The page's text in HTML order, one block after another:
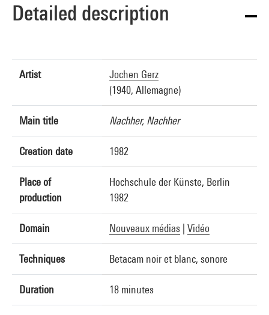
Detailed description
Artist
Jochen Gerz
(1940, Allemagne)
Main title Nachher, Nachher
Creation date 1982
Place of
production
Hochschule der Künste, Berlin
1982
Domain Nouveaux médias Vidéo
Techniques Betacam noir et blanc, sonore
Duration 18 minutes